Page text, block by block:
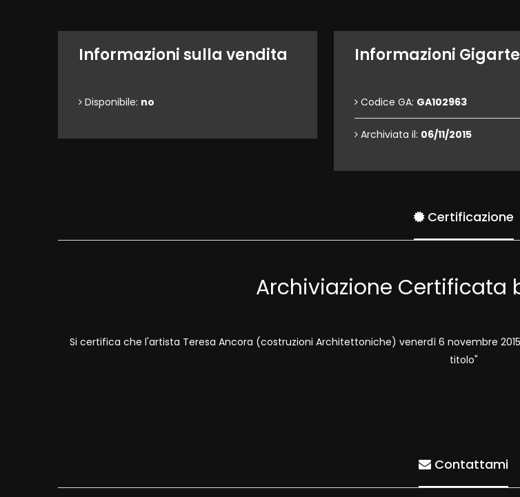
Informazioni sulla vendita
Disponibile: no
Informazioni
Codice GA: GA102963
Archiviata il: 06/11/2015
Certificazione
Archiviazione Certificata
Si certifica che l'artista Teresa Ancora (costruzioni Architettoniche) venerdì 6 novembre
titolo"
Contattami